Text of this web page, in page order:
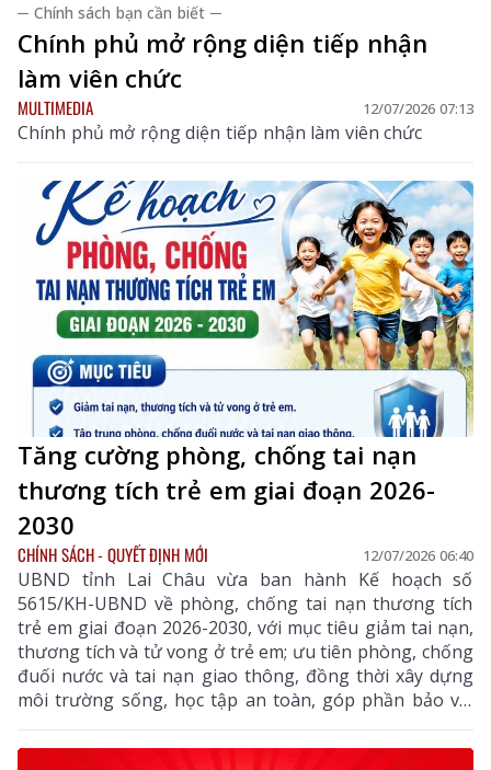
─ Chính sách bạn cần biết ─
Chính phủ mở rộng diện tiếp nhận
làm viên chức
MULTIMEDIA 12/07/2026 07:13
Chính phủ mở rộng diện tiếp nhận làm viên chức
Tăng cường phòng, chống tai nạn
thương tích trẻ em giai đoạn 2026-
2030
CHÍNH SÁCH - QUYẾT ĐỊNH MỚI 12/07/2026 06:40
UBND tỉnh Lai Châu vừa ban hành Kế hoạch số
5615/KH-UBND về phòng, chống tai nạn thương tích
trẻ em giai đoạn 2026-2030, với mục tiêu giảm tai nạn,
thương tích và tử vong ở trẻ em; ưu tiên phòng, chống
đuối nước và tai nạn giao thông, đồng thời xây dựng
môi trường sống, học tập an toàn, góp phần bảo vệ,
chăm sóc và phát triển toàn diện trẻ em trên địa bàn
tỉnh.